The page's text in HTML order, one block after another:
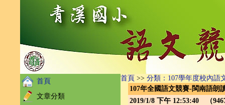
首頁
文章分類
首頁 >> 分類：107學年度校內語
107年全國語文競賽-閩南語朗
2019/1/8 下午 12:53:40 （